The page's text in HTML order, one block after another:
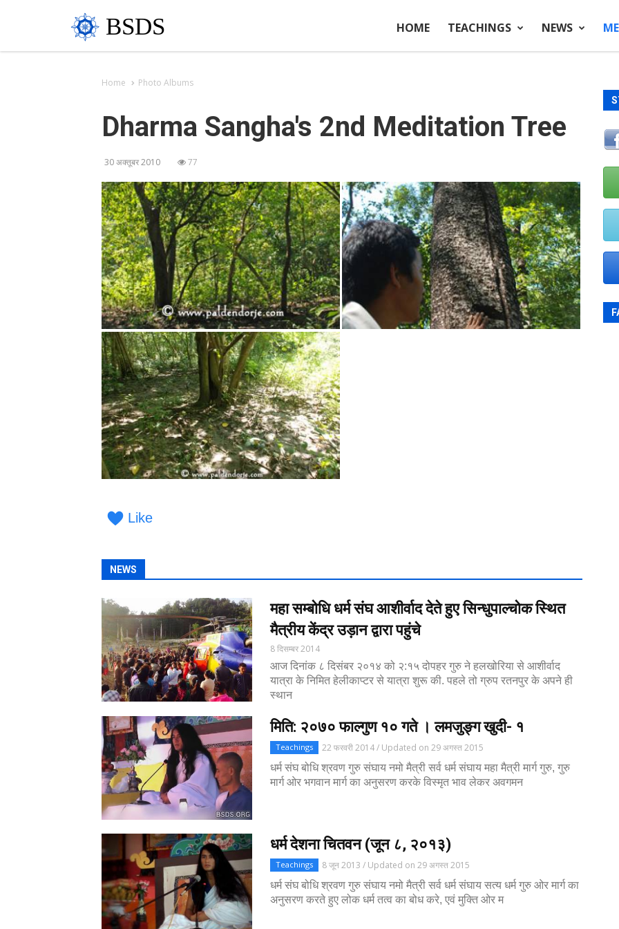
BSDS HOME TEACHINGS NEWS
Home Photo Albums
Dharma Sangha's 2nd Meditation Tree
30 अक्तूबर 2010 77
Like
NEWS
महा सम्बोधि धर्म संघ आशीर्वाद देते हुए सिन्धुपाल्चोक स्थित
मैत्रीय केंद्र उड़ान द्वारा पहुंचे
8 दिसम्बर 2014
आज दिनांक ८ दिसंबर २०१४ को २:१५ दोपहर गुरु ने हलखोरिया से आशीर्वाद
यात्रा के निमित हेलीकाप्टर से यात्रा शुरू की. पहले तो ग्रुप रतनपुर के अपने ही
स्थान
मिति: २०७० फाल्गुण १० गते । लमजुङ्ग खुदी- १
Teachings
22 फरवरी 2014 / Updated on 29 अगस्त 2015
धर्म संघ बोधि श्रवण गुरु संघाय नमो मैत्री सर्व धर्म संघाय महा मैत्री मार्ग गुरु, गुरु
मार्ग ओर भगवान मार्ग का अनुसरण करके विस्मृत भाव लेकर अवगमन
धर्म देशना चितवन (जून ८, २०१३)
Teachings
8 जून 2013 / Updated on 29 अगस्त 2015
धर्म संघ बोधि श्रवण गुरु संघाय नमो मैत्री सर्व धर्म संघाय सत्य धर्म गुरु ओर मार्ग का
अनुसरण करते हुए लोक धर्म तत्व का बोध करे, एवं मुक्ति ओर म